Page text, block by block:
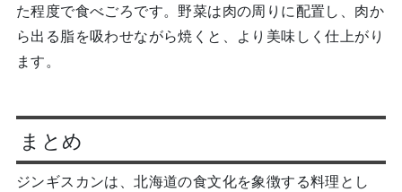
た程度で食べごろです。野菜は肉の周りに配置し、肉か
ら出る脂を吸わせながら焼くと、より美味しく仕上がり
ます。
まとめ
ジンギスカンは、北海道の食文化を象徴する料理とし